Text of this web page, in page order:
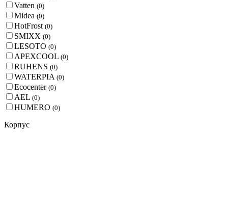
Vatten (0)
Midea (0)
HotFrost (0)
SMIXX (0)
LESOTO (0)
APEXCOOL (0)
RUHENS (0)
WATERPIA (0)
Ecocenter (0)
AEL (0)
HUMERO (0)
Корпус